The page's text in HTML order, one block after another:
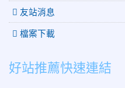
友站消息
檔案下載
好站推薦快速連結